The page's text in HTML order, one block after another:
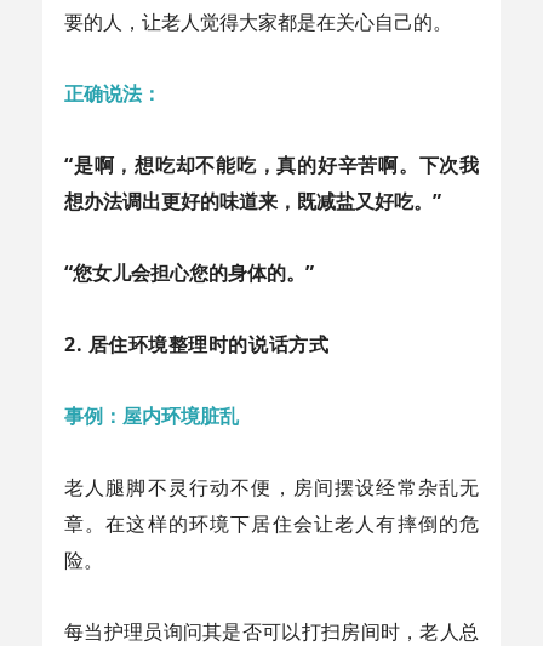
要的人，让老人觉得大家都是在关心自己的。
正确说法：
“是啊，想吃却不能吃，真的好辛苦啊。下次我
想办法调出更好的味道来，既减盐又好吃。”
“您女儿会担心您的身体的。”
2. 居住环境整理时的说话方式
事例：屋内环境脏乱
老人腿脚不灵行动不便，房间摆设经常杂乱无
章。在这样的环境下居住会让老人有摔倒的危
险。
每当护理员询问其是否可以打扫房间时，老人总